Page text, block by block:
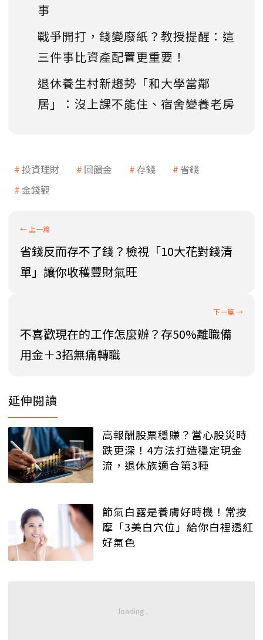
事
戰爭開打，錢變廢紙？教授提醒：這
三件事比資產配置更重要！
退休養生村新趨勢「和大學當鄰
居」：沒上課不能住、宿舍變養老房
投資理財 回饋金 存錢
省錢
金錢觀
省錢反而存不了錢？檢視「10大花對錢清
單」讓你收穫豐財氣旺
不喜歡現在的工作怎麼辦？存50%離職備
用金＋3招無痛轉職
延伸閱讀
高報酬股票穩賺？當心股災時
跌更深！4方法打造穩定現金
流，退休族適合第3種
節氣白露是養膚好時機！常按
摩「3美白穴位」給你白裡透紅
好氣色